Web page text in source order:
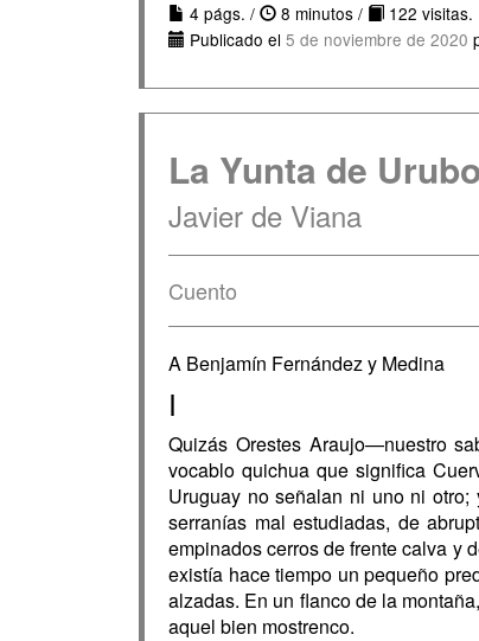
4 págs. /
8 minutos /
122 visitas.
Publicado el 5 de noviembre de 2020
La Yunta de
Javier de Viana
Cuento
A Benjamín Fernández y Medina
I
Quizás Orestes Araujo—nuestro
vocablo quichua que significa
Uruguay no señalan ni uno ni
serranías mal estudiadas, de
empinados cerros de frente calva y
existía hace tiempo un pequeño
alzadas. En un flanco de la
aquel bien mostrenco.